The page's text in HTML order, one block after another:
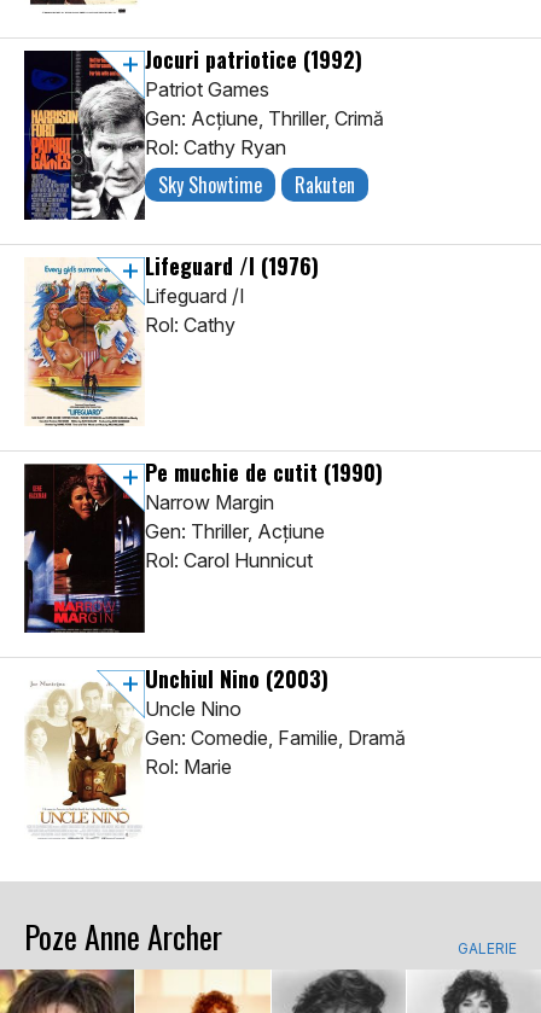
Jocuri patriotice (1992)
Patriot Games
Gen: Acţiune, Thriller, Crimă
Rol: Cathy Ryan
Sky Showtime Rakuten
Lifeguard /I (1976)
Lifeguard /I
Rol: Cathy
Pe muchie de cutit (1990)
Narrow Margin
Gen: Thriller, Acţiune
Rol: Carol Hunnicut
Unchiul Nino (2003)
Uncle Nino
Gen: Comedie, Familie, Dramă
Rol: Marie
Poze Anne Archer GALERIE